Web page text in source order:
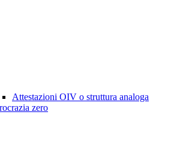
Attestazioni OIV o struttura analoga
zero